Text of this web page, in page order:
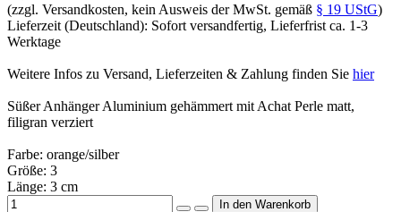
(zzgl. Versandkosten, kein Ausweis der MwSt. gemäß § 19 UStG)
Lieferzeit (Deutschland): Sofort versandfertig, Lieferfrist ca. 1-3
Werktage
Weitere Infos zu Versand, Lieferzeiten & Zahlung finden Sie hier
Süßer Anhänger Aluminium gehämmert mit Achat Perle matt,
filigran verziert
Farbe: orange/silber
Größe: 3
Länge: 3 cm